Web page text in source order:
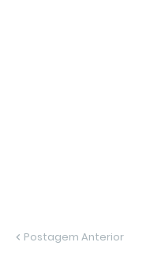
Postagem Anterior